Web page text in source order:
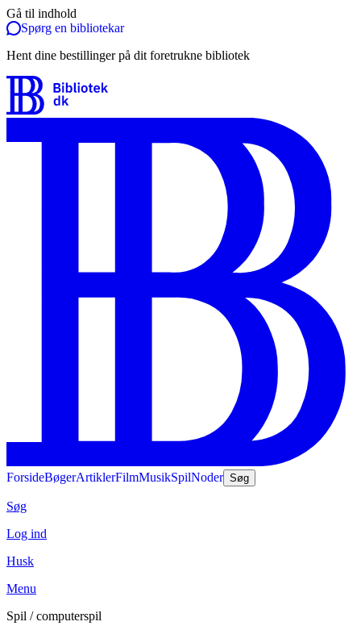
Gå til indhold
Spørg en bibliotekar
Hent dine bestillinger på dit foretrukne bibliotek
ForsideBøgerArtiklerFilmMusikSpilNoder Søg
Søg
Log ind
Husk
Menu
Spil / computerspil